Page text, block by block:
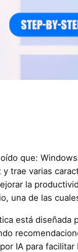
que:
trae varias
la
una de las
está diseñada
IA para facilitar